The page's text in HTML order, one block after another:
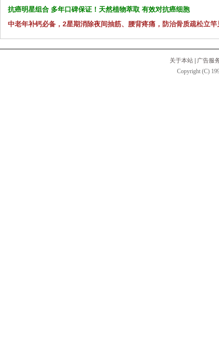
抗癌明星组合 多年口碑保证！天然植物萃取 有效对抗癌细胞
中老年补钙必备，2星期消除夜间抽筋、腰背疼痛，防治骨质疏松立竿
关于本站
广告服
Copyright (C)